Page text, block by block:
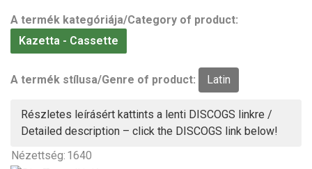
A termék kategóriája/Category of product:
Kazetta - Cassette
A termék stílusa/Genre of product: Latin
Részletes leírásért kattints a lenti DISCOGS linkre /
Detailed description – click the DISCOGS link below!
Nézettség: 1640